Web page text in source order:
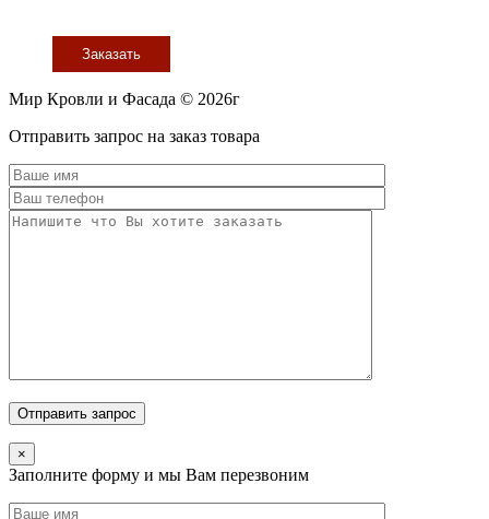
Заказать
Мир Кровли и Фасада © 2026г
Прокрутить
Отправить запрос на заказ товара
×
Заполните форму и мы Вам перезвоним